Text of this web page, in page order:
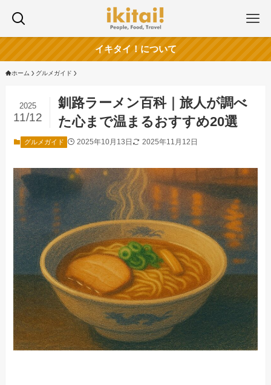
イキタイ！について
ホーム グルメガイド
釧路ラーメン百科｜旅人が調べ
た心まで温まるおすすめ20選
2025
11/12
グルメガイド 2025年10月13日 2025年11月12日